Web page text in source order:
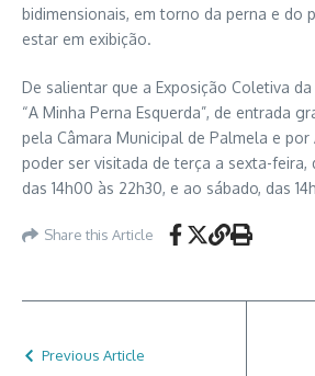
bidimensionais, em torno da perna e do
estar em exibição.
De salientar que a Exposição Coletiva
“A Minha Perna Esquerda”, de entrada
pela Câmara Municipal de Palmela e por
poder ser visitada de terça a sexta-feira,
das 14h00 às 22h30, e ao sábado, das
Share this Article
Previous Article